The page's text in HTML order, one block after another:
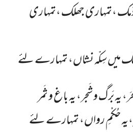
،تمہاری جھلک ،تمہاری
میں سِکّہ نشاں، تمہارے لئے
یہ بَرگ و شَجر، یہ باغ و ثَمر
،یہ حُکْمِ رواں، تمہارے لئے